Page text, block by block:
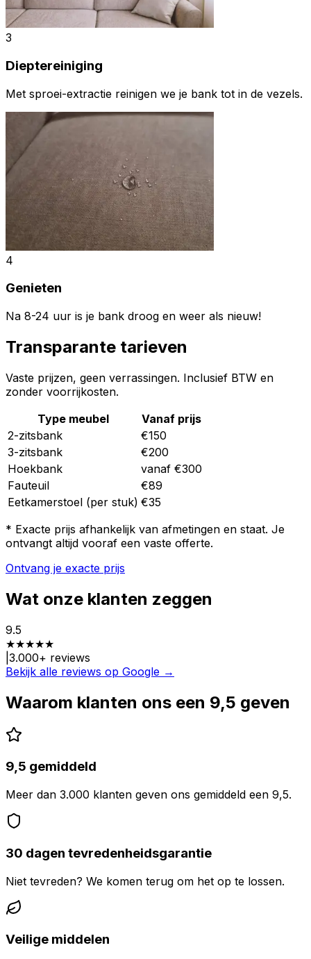
3
Dieptereiniging
Met sproei-extractie reinigen we je bank tot in de vezels.
4
Genieten
Na 8-24 uur is je bank droog en weer als nieuw!
Transparante tarieven
Vaste prijzen, geen verrassingen. Inclusief BTW en
zonder voorrijkosten.
Type meubel
Vanaf prijs
2-zitsbank
€150
3-zitsbank
€200
Hoekbank
vanaf €300
Fauteuil
€89
Eetkamerstoel (per stuk) €35
* Exacte prijs afhankelijk van afmetingen en staat. Je
ontvangt altijd vooraf een vaste offerte.
Ontvang je exacte prijs
Wat onze klanten zeggen
9.5
★★★★★
3.000+ reviews
Bekijk alle reviews op Google →
Waarom klanten ons een 9,5 geven
9,5 gemiddeld
Meer dan 3.000 klanten geven ons gemiddeld een 9,5.
30 dagen tevredenheidsgarantie
Niet tevreden? We komen terug om het op te lossen.
Veilige middelen